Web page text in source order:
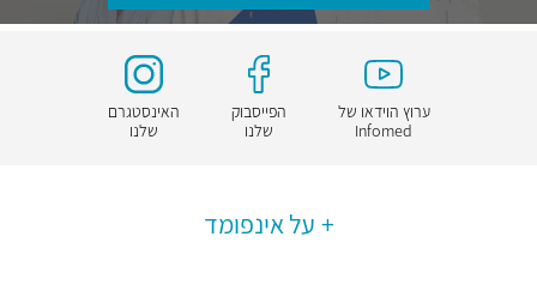
ערוץ הוידאו של
Infomed
הפייסבוק
שלנו
האינסטגרם
שלנו
על אינפומד